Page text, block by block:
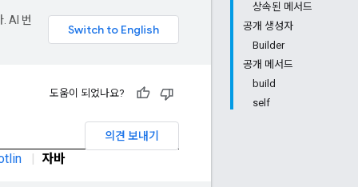
상속된 메서드
공개 생성자
Builder
공개 메서드
build
self
AI 번
도움이 되었나요?
의견 보내기
| 자바